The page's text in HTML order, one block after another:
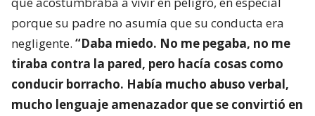
porque su padre no asumía que su conducta era
negligente. “Daba miedo. No me pegaba, no me
tiraba contra la pared, pero hacía cosas como
conducir borracho. Había mucho abuso verbal,
mucho lenguaje amenazador que se convirtió en